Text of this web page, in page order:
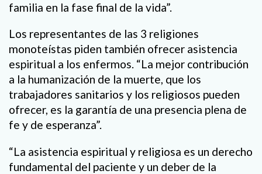
familia en la fase final de la vida”.
Los representantes de las 3 religiones
monoteístas piden también ofrecer asistencia
espiritual a los enfermos. “La mejor contribución
a la humanización de la muerte, que los
trabajadores sanitarios y los religiosos pueden
ofrecer, es la garantía de una presencia plena de
fe y de esperanza”.
“La asistencia espiritual y religiosa es un derecho
fundamental del paciente y un deber de la